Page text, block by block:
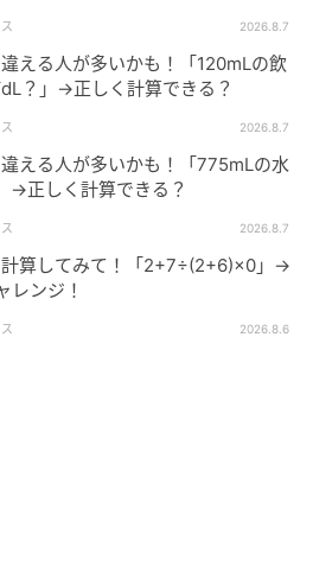
る数学関連記事においては、
ございます。あくまでも一例
、ご了承ください。
のWebライター。実用数学技
を取得後、家庭教師や学習支
導を行ってきた。文系と理系
い、誰でも楽しめる数学解説
2026.8.7
える人が多いかも！「120mLの飲
？」→正しく計算できる？
2026.8.7
える人が多いかも！「775mLの水
→正しく計算できる？
2026.8.7
計算してみて！「2+7÷(2+6)×0」→
レンジ！
2026.8.6